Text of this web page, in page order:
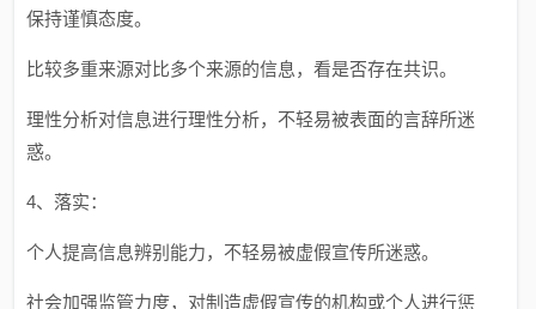
保持谨慎态度。
比较多重来源对比多个来源的信息，看是否存在共识。
理性分析对信息进行理性分析，不轻易被表面的言辞所迷
惑。
4、落实：
个人提高信息辨别能力，不轻易被虚假宣传所迷惑。
社会加强监管力度，对制造虚假宣传的机构或个人进行惩